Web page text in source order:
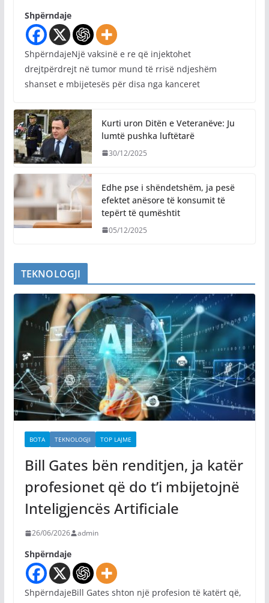
Shpërndaje
ShpërndajeNjë vaksinë e re që injektohet
drejtpërdrejt në tumor mund të rrisë ndjeshëm
shanset e mbijetesës për disa nga kanceret
Kurti uron Ditën e Veteranëve: Ju
lumtë pushka luftëtarë
30/12/2025
Edhe pse i shëndetshëm, ja pesë
efektet anësore të konsumit të
tepërt të qumështit
05/12/2025
TEKNOLOGJI
BOTA TEKNOLOGJI TOP LAJME
Bill Gates bën renditjen, ja katër
profesionet që do t’i mbijetojnë
Inteligjencës Artificiale
26/06/2026 admin
Shpërndaje
ShpërndajeBill Gates shton një profesion të katërt që,